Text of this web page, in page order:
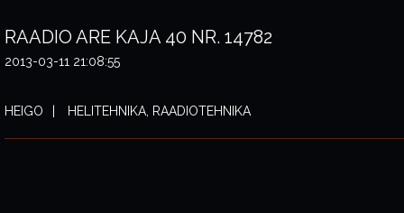
RAADIO ARE KAJA 40 NR. 14782
2013-03-11 21:08:55
HEIGO HELITEHNIKA, RAADIOTEHNIKA